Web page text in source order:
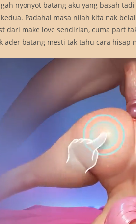
nyonyot batang aku yang basah
kedua. Padahal masa nilah kita nak
dari make love sendirian, cuma part
ader batang mesti tak tahu cara hisap